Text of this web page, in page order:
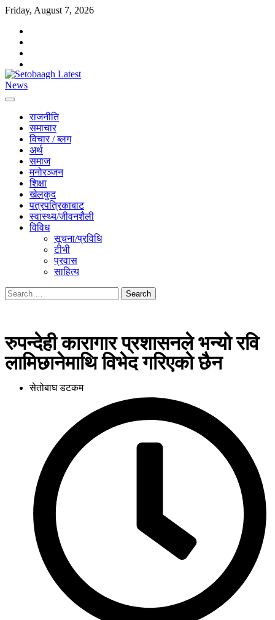
Friday, August 7, 2026
राजनीति
समाचार
विचार / ब्लग
अर्थ
समाज
मनोरञ्जन
शिक्षा
खेलकुद
पत्रपत्रिकाबाट
स्वास्थ्य/जीवनशैली
विविध
सूचना/प्रविधि
टीभी
प्रवास
साहित्य
रुपन्देही कारागार प्रशासनले भन्यो रवि
लामिछानेमाथि विभेद गरिएको छैन
सेतोबाघ डटकम